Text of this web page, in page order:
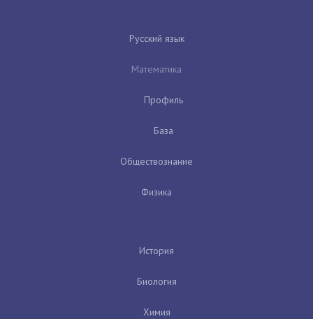
Русский язык
Математика
Профиль
База
Обществознание
Физика
История
Биология
Химия